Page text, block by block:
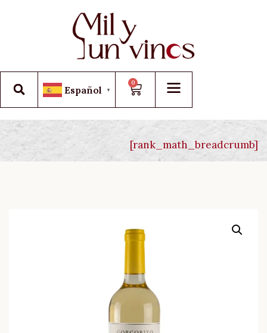
Español ▼
0
[rank_math_breadcrumb]